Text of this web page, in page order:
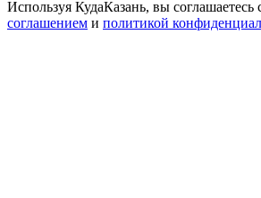
Используя КудаКазань, вы соглашаетесь
соглашением и политикой